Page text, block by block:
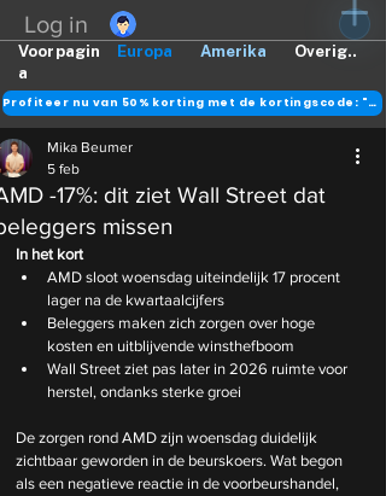
Log in
Europa Amerika Overig..
Voorpagin
a
Profiteer nu van 50% korting met de kortingscode: "DANK"
-17%: dit ziet Wall Street dat
missen
Mika Beumer
5 feb
In het kort
AMD sloot woensdag uiteindelijk 17 procent
lager na de kwartaalcijfers
Beleggers maken zich zorgen over hoge
kosten en uitblijvende winsthefboom
Wall Street ziet pas later in 2026 ruimte voor
herstel, ondanks sterke groei
De zorgen rond AMD zijn woensdag duidelijk
zichtbaar geworden in de beurskoers. Wat begon
als een negatieve reactie in de voorbeurshandel,